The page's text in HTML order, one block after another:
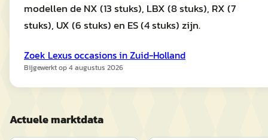
modellen de NX (13 stuks), LBX (8 stuks), RX (7
stuks), UX (6 stuks) en ES (4 stuks) zijn.
Zoek Lexusoccasions inZuid-Holland
Bijgewerkt op4 augustus 2026
Actuele marktdata